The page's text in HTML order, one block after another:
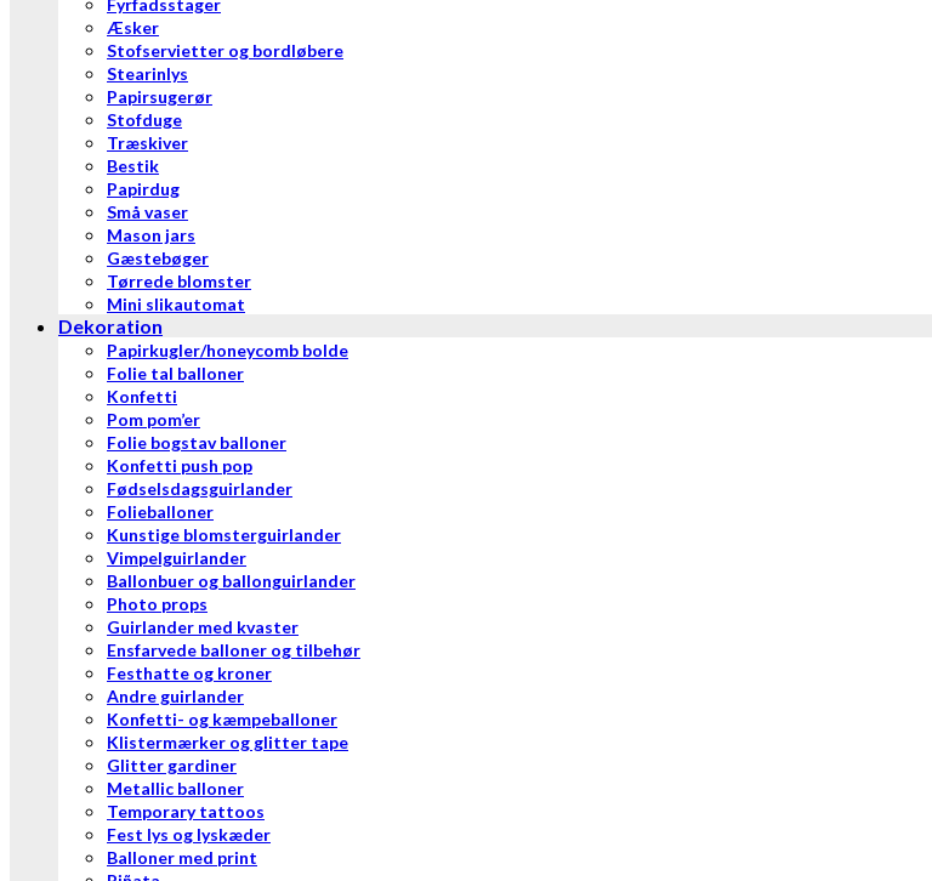
Fyrfadsstager
Æsker
Stofservietter og bordløbere
Stearinlys
Papirsugerør
Stofduge
Træskiver
Bestik
Papirdug
Små vaser
Mason jars
Gæstebøger
Tørrede blomster
Mini slikautomat
Dekoration
Papirkugler/honeycomb bolde
Folie tal balloner
Konfetti
Pom pom’er
Folie bogstav balloner
Konfetti push pop
Fødselsdagsguirlander
Folieballoner
Kunstige blomsterguirlander
Vimpelguirlander
Ballonbuer og ballonguirlander
Photo props
Guirlander med kvaster
Ensfarvede balloner og tilbehør
Festhatte og kroner
Andre guirlander
Konfetti- og kæmpeballoner
Klistermærker og glitter tape
Glitter gardiner
Metallic balloner
Temporary tattoos
Fest lys og lyskæder
Balloner med print